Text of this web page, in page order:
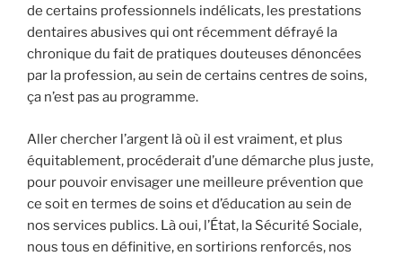
de certains professionnels indélicats, les prestations
dentaires abusives qui ont récemment défrayé la
chronique du fait de pratiques douteuses dénoncées
par la profession, au sein de certains centres de soins,
ça n’est pas au programme.
Aller chercher l’argent là où il est vraiment, et plus
équitablement, procéderait d’une démarche plus juste,
pour pouvoir envisager une meilleure prévention que
ce soit en termes de soins et d’éducation au sein de
nos services publics. Là oui, l’État, la Sécurité Sociale,
nous tous en définitive, en sortirions renforcés, nos